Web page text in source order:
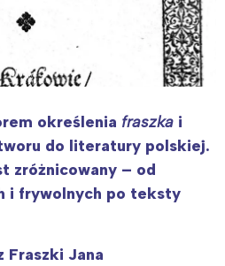
określenia fraszka i
do literatury polskiej.
zróżnicowany – od
i frywolnych po teksty
Fraszki Jana